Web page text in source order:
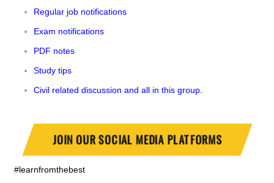
Regular job notifications
Exam notifications
PDF notes
Study tips
Civil related discussion and all in this group.
JOIN OUR SOCIAL MEDIA PLATFORMS
#learnfromthebest